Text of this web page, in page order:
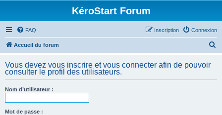
KéroStart Forum
FAQ Connexion
Inscription
Accueil du forum
h
Vous devez vous inscrire et vous connecter afin de pouvoir
consulter le profil des utilisateurs.
Nom d’utilisateur :
Mot de passe :